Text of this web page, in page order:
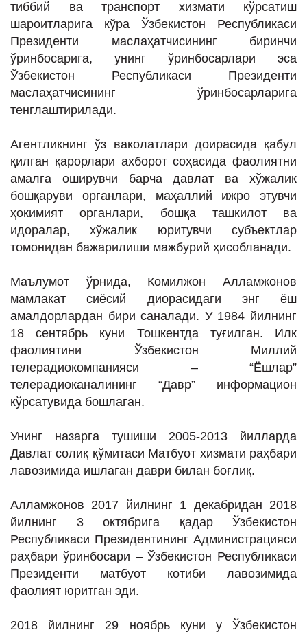
тиббий ва транспорт хизмати кўрсатиш
шароитларига кўра Ўзбекистон Республикаси
Президенти маслаҳатчисининг биринчи
ўринбосарига, унинг ўринбосарлари эса
Ўзбекистон Республикаси Президенти
маслаҳатчисининг ўринбосарларига
тенглаштирилади.
Агентликнинг ўз ваколатлари доирасида қабул
қилган қарорлари ахборот соҳасида фаолиятни
амалга оширувчи барча давлат ва хўжалик
бошқаруви органлари, маҳаллий ижро этувчи
ҳокимият органлари, бошқа ташкилот ва
идоралар, хўжалик юритувчи субъектлар
томонидан бажарилиши мажбурий ҳисобланади.
Маълумот ўрнида, Комилжон Алламжонов
мамлакат сиёсий диорасидаги энг ёш
амалдорлардан бири саналади. У 1984 йилнинг
18 сентябрь куни Тошкентда туғилган. Илк
фаолиятини Ўзбекистон Миллий
телерадиокомпанияси – “Ёшлар”
телерадиоканалининг “Давр” информацион
кўрсатувида бошлаган.
Унинг назарга тушиши 2005-2013 йилларда
Давлат солиқ қўмитаси Матбуот хизмати раҳбари
лавозимида ишлаган даври билан боғлиқ.
Алламжонов 2017 йилнинг 1 декабридан 2018
йилнинг 3 октябрига қадар Ўзбекистон
Республикаси Президентининг Администрацияси
раҳбари ўринбосари – Ўзбекистон Республикаси
Президенти матбуот котиби лавозимида
фаолият юритган эди.
2018 йилнинг 29 ноябрь куни у Ўзбекистон